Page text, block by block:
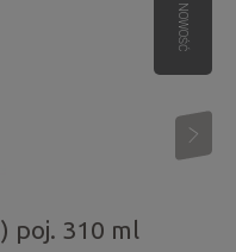
poj. 310 ml
NOWOŚĆ